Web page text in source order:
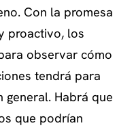
Con la promesa
proactivo, los
observar cómo
tendrá para
general. Habrá que
que podrían